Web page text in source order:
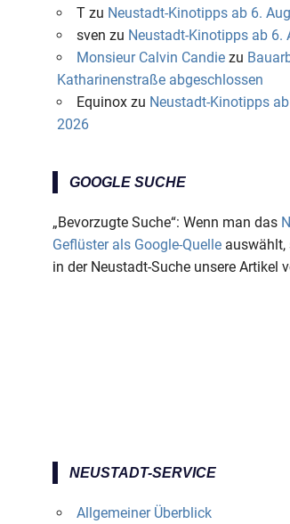
Tzu Neustadt-Kinotipps ab 6.
sven zu Neustadt-Kinotipps ab 6.
Monsieur Calvin Candiezu
Katharinenstraße abgeschlossen
Equinoxzu Neustadt-Kinotipps
2026
GOOGLE SUCHE
„Bevorzugte Suche“: Wenn man das
Geflüster als Google-Quelle auswählt,
in der Neustadt-Suche unsere Artikel
NEUSTADT-SERVICE
Allgemeiner Überblick